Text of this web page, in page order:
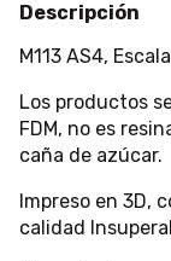
Descripción
M113 AS4,
Los productos
FDM, no es
caña de azúcar.
Impreso en 3D,
calidad